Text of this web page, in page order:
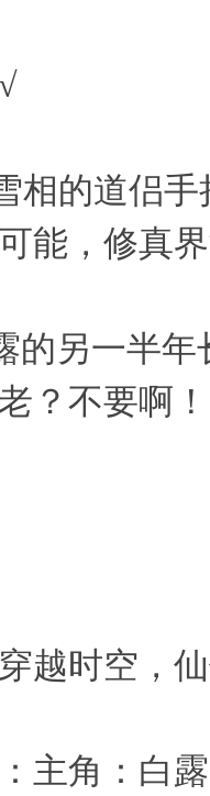
的道侣手
，修真界
另一半年
不要啊！
时空，仙
角：白